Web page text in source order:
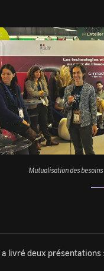
Mutualisation des besoins
livré deux présentations :